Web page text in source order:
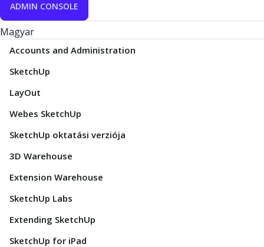
ADMIN CONSOLE
Magyar
Accounts and Administration
SketchUp
LayOut
Webes SketchUp
SketchUp oktatási verziója
3D Warehouse
Extension Warehouse
SketchUp Labs
Extending SketchUp
SketchUp for iPad